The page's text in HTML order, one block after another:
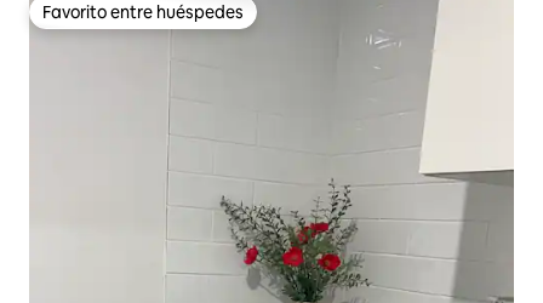
Favorito entre huéspedes
Favorito entre huéspedes